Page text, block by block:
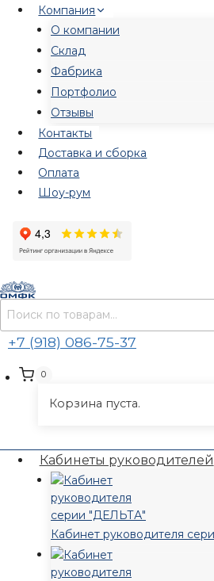
Перейти
содержимому
Компания
О компании
Склад
Фабрика
Портфолио
Отзывы
Контакты
Доставка и сборка
Оплата
Шоу-рум
Искать:
+7 (918) 086-75-37
0
Корзина пуста.
Кабинеты руководителей
Кабинет руководителя